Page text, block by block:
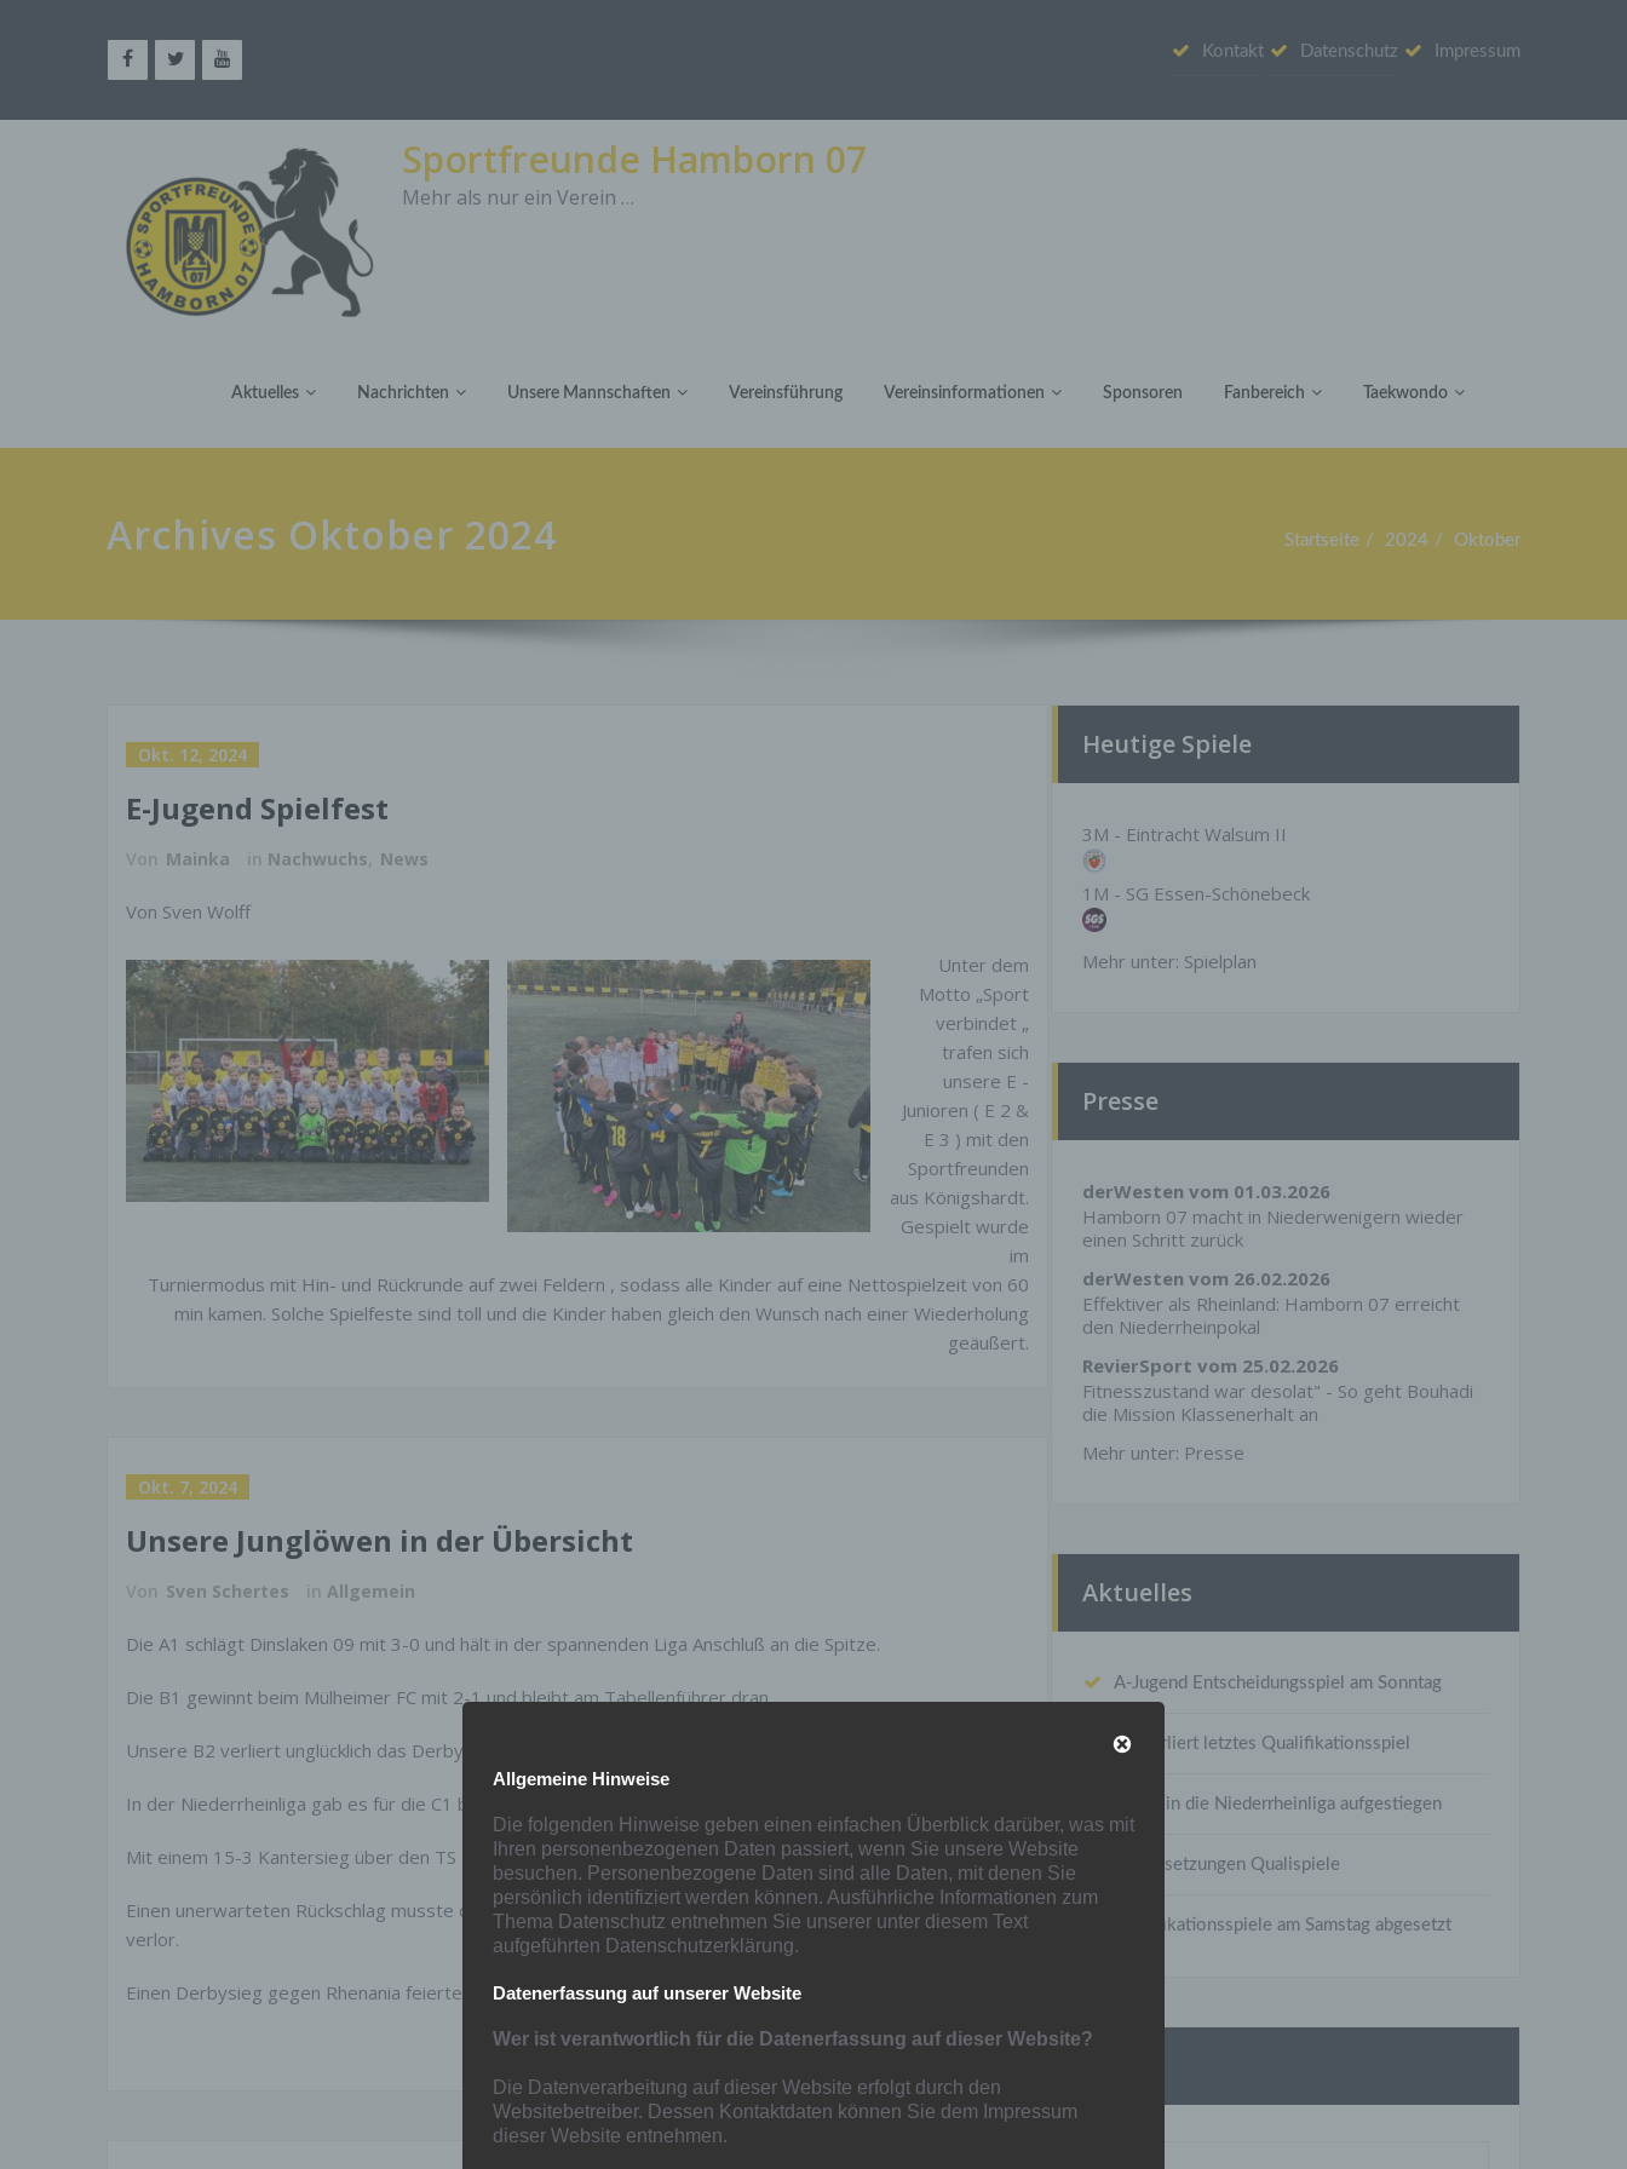
Kontakt Datenschutz Impressum
Sportfreunde Hamborn 07
Mehr als nur ein Verein …
Aktuelles Nachrichten Unsere Mannschaften Vereinsführung Vereinsinformationen Sponsoren Fanbereich Taekwondo
Archives Oktober 2024 Startseite 2024 Oktober
Okt. 12, 2024
E-Jugend Spielfest
Von Mainka in Nachwuchs, News
Von Sven Wolff
Unter dem
Motto „Sport
verbindet „
trafen sich
unsere E -
Junioren ( E 2 &
E 3 ) mit den
Sportfreunden
aus Königshardt.
Gespielt wurde
im
Turniermodus mit Hin- und Rückrunde auf zwei Feldern , sodass alle Kinder auf eine Nettospielzeit von 60
min kamen. Solche Spielfeste sind toll und die Kinder haben gleich den Wunsch nach einer Wiederholung
geäußert.
Okt. 7, 2024
Unsere Junglöwen in der Übersicht
Von Sven Schertes in Allgemein
Die A1 schlägt Dinslaken 09 mit 3-0 und hält in der spannenden Liga Anschluß an die Spitze.
Die B1 gewinnt beim Mülheimer FC mit 2-1 und bleibt am Tabellenführer dran.
Unsere B2 verliert unglücklich das Derby gegen Rhenania Hamborn zuhause mit 1-2.
In der Niederrheinliga gab es für die C1 beim TSV Meerbusch nichts zu holen. Man unterlag 0-5.
Mit einem 15-3 Kantersieg über den TS Rahm gelang der C2 endlich der 2.Saisonsieg.
Einen unerwarteten Rückschlag musste die D1 hinnehmen, nachdem man zuhause 0-2 gegen Union Mülheim
verlor.
Einen Derbysieg gegen Rhenania feierte die D2. 2-1 gewann man auswärts.
Heutige Spiele
3M - Eintracht Walsum II
1M - SG Essen-Schönebeck
Mehr unter: Spielplan
Presse
derWesten vom 01.03.2026
Hamborn 07 macht in Niederwenigern wieder
einen Schritt zurück
derWesten vom 26.02.2026
Effektiver als Rheinland: Hamborn 07 erreicht
den Niederrheinpokal
RevierSport vom 25.02.2026
Fitnesszustand war desolat" - So geht Bouhadi
die Mission Klassenerhalt an
Mehr unter: Presse
Aktuelles
A-Jugend Entscheidungsspiel am Sonntag
C1 verliert letztes Qualifikationsspiel
C1 ist in die Niederrheinliga aufgestiegen
Neuansetzungen Qualispiele
Qualifikationsspiele am Samstag abgesetzt
Allgemeine Hinweise
Die folgenden Hinweise geben einen einfachen Überblick darüber, was mit
Ihren personenbezogenen Daten passiert, wenn Sie unsere Website
besuchen. Personenbezogene Daten sind alle Daten, mit denen Sie
persönlich identifiziert werden können. Ausführliche Informationen zum
Thema Datenschutz entnehmen Sie unserer unter diesem Text
aufgeführten Datenschutzerklärung.
Datenerfassung auf unserer Website
Wer ist verantwortlich für die Datenerfassung auf dieser Website?
Die Datenverarbeitung auf dieser Website erfolgt durch den
Websitebetreiber. Dessen Kontaktdaten können Sie dem Impressum
dieser Website entnehmen.